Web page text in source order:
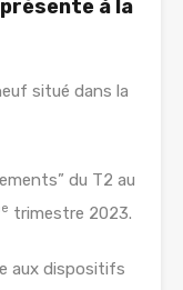
à la
situé dans la
du T2 au
trimestre 2023.
aux dispositifs